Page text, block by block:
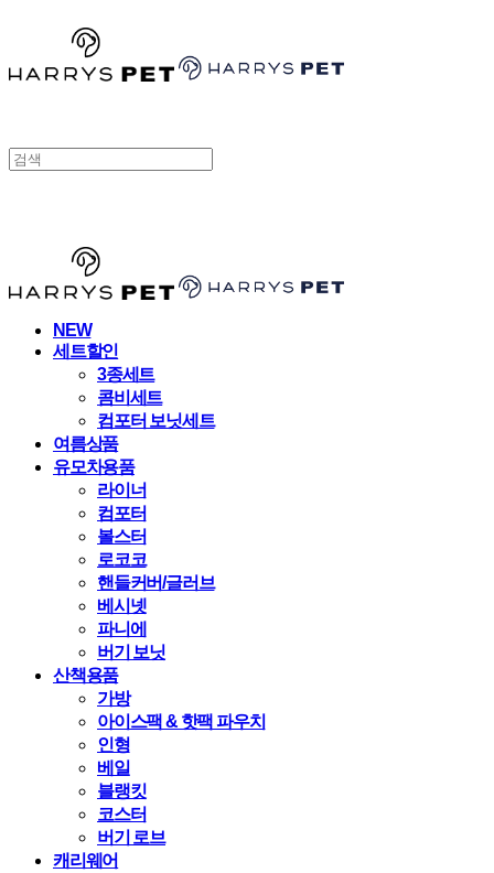
NEW
세트할인
3종세트
콤비세트
컴포터 보닛세트
여름상품
유모차용품
라이너
컴포터
볼스터
로코코
핸들커버/글러브
베시넷
파니에
버기 보닛
산책용품
가방
아이스팩 & 핫팩 파우치
인형
베일
블랭킷
코스터
버기 로브
캐리웨어